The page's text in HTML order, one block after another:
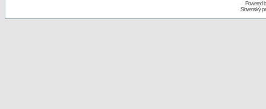
Powered
Slovenský